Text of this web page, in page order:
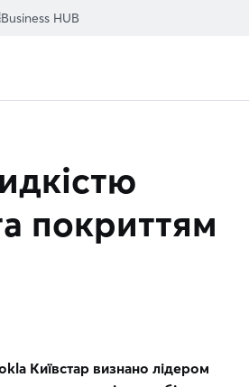
Business HUB
покриттям
Київстар визнано лідером